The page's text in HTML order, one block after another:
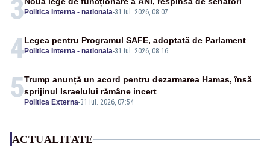
3 Politica Interna - nationala-31 iul. 2026, 08:07
4 Politica Interna - nationala-31 iul. 2026, 08:16
Legea pentru Programul SAFE, adoptată de Parlament
5 Politica Externa-31 iul. 2026, 07:54
Trump anunță un acord pentru dezarmarea Hamas, însă
sprijinul Israelului rămâne incert
ACTUALITATE